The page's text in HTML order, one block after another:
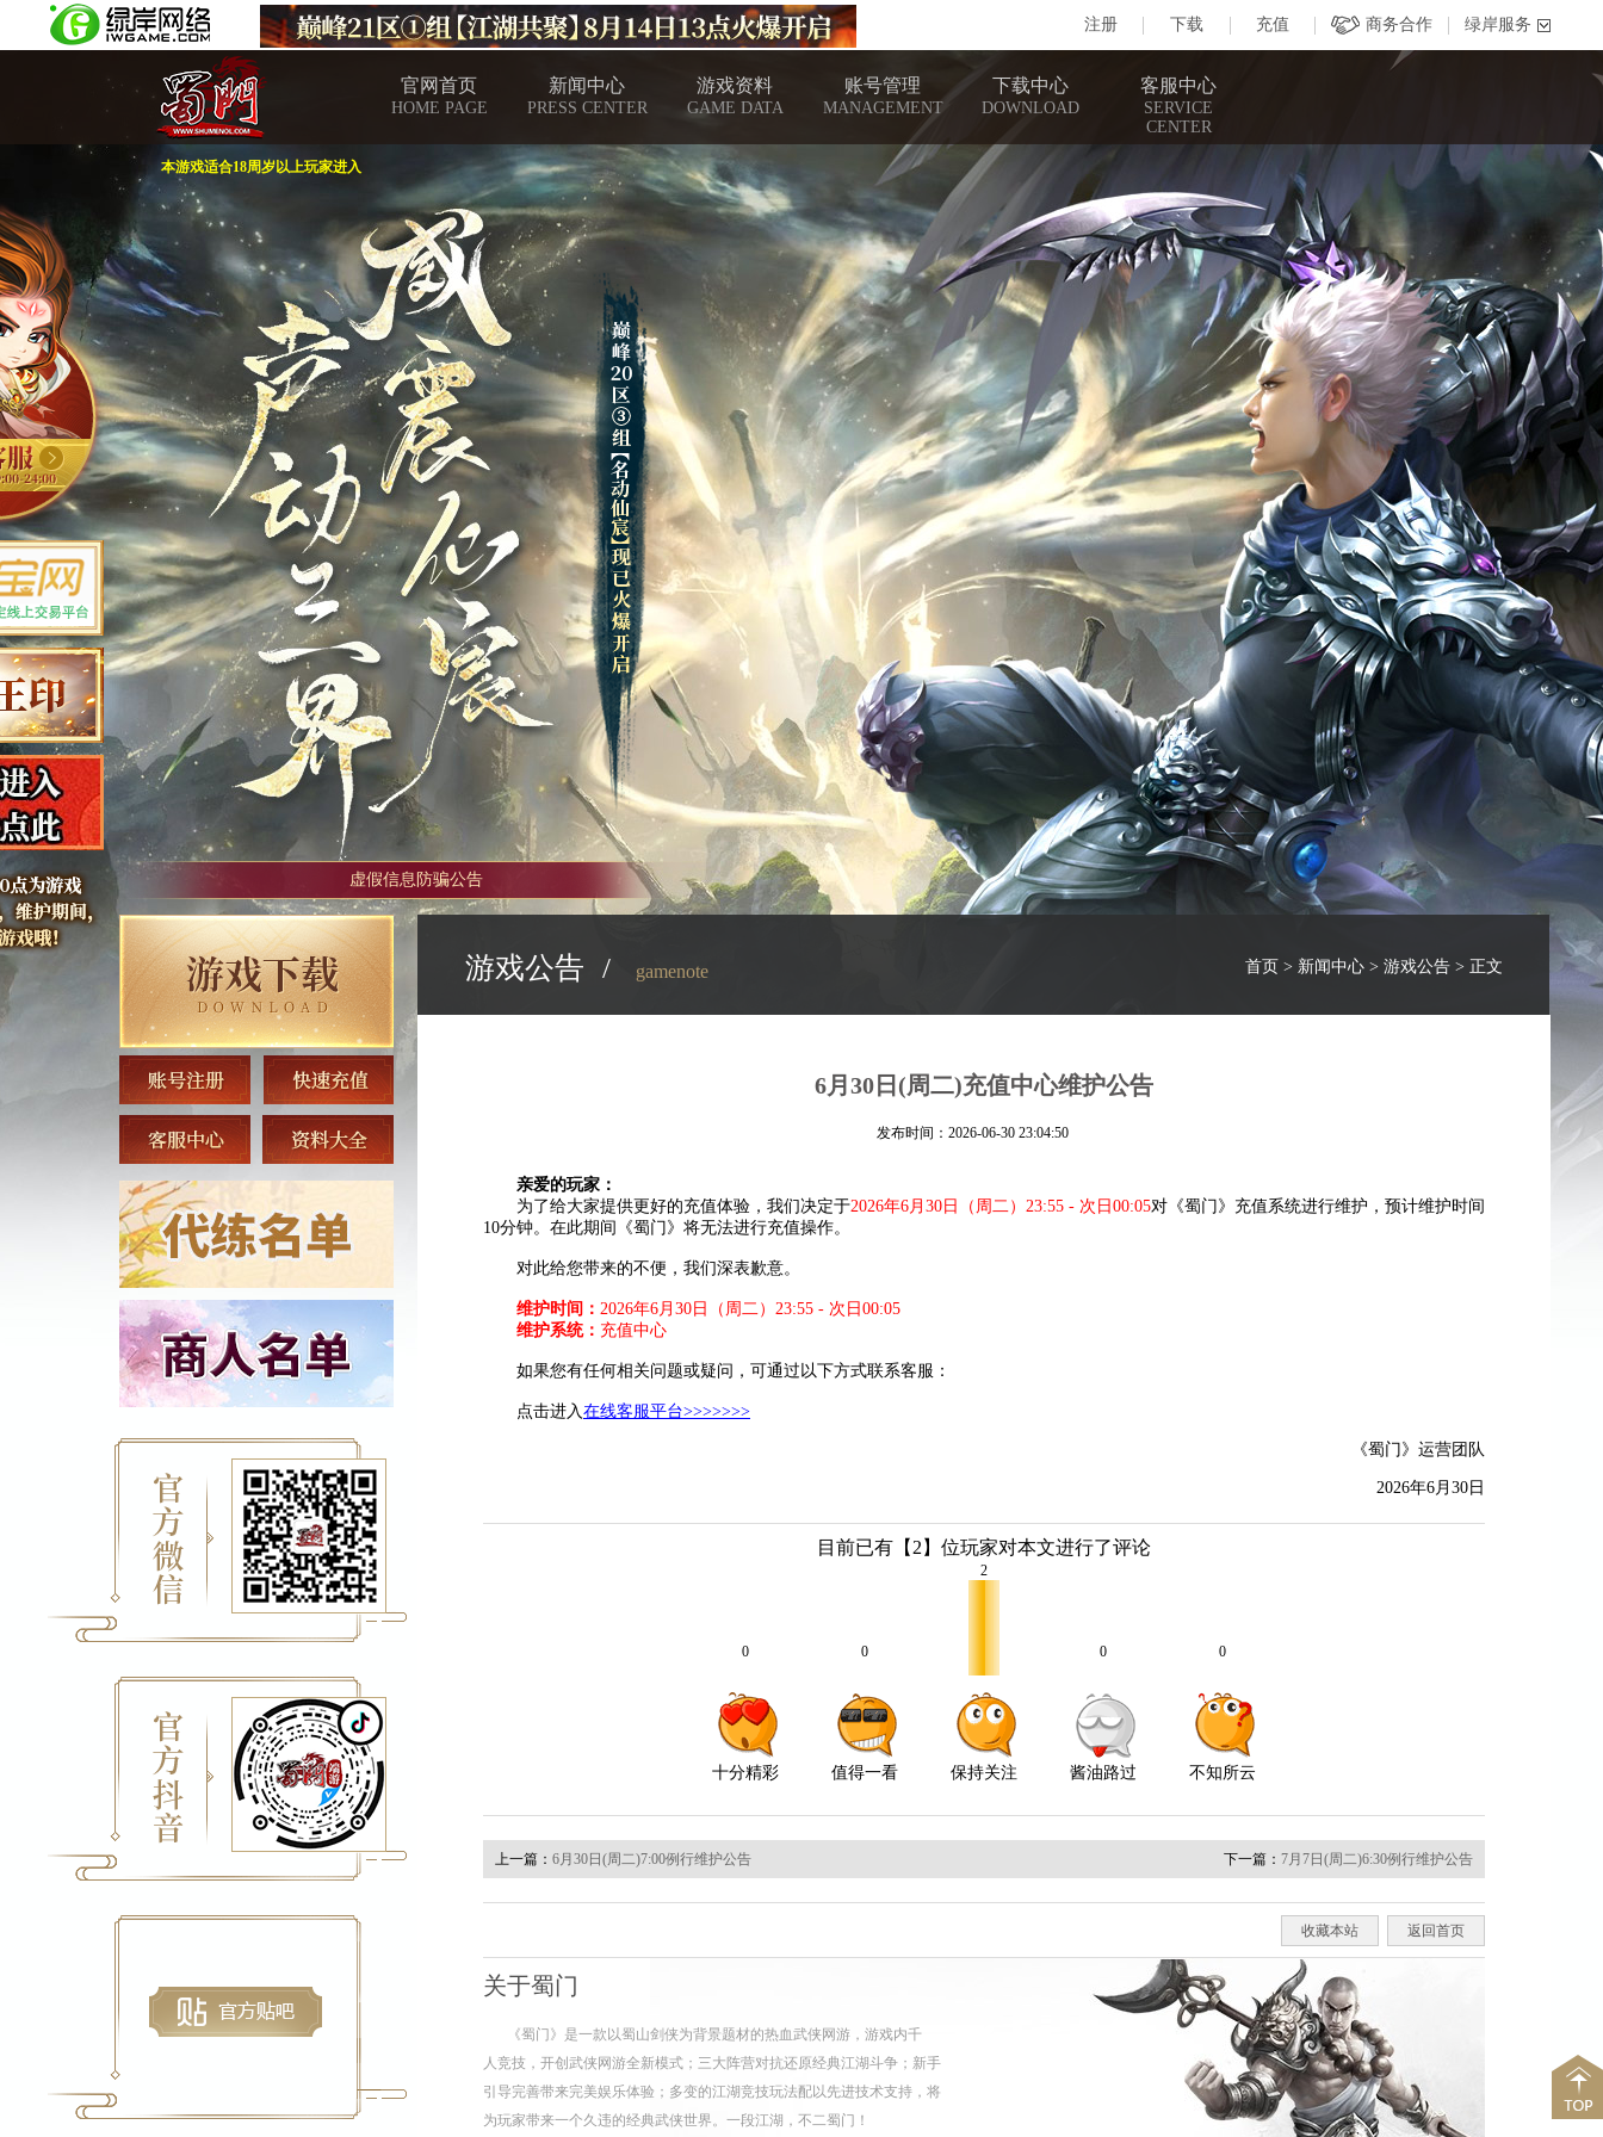
官网首页
HOME PAGE
新闻中心
PRESS CENTER
游戏资料
GAME DATA
账号管理
MANAGEMENT
下载中心
DOWNLOAD
客服中心
SERVICE
CENTER
本游戏适合18周岁以上玩家进入
虚假信息防骗公告
游戏公告 / gamenote 首页 > 新闻中心 > 游戏公告 > 正文
6月30日(周二)充值中心维护公告
发布时间：2026-06-30 23:04:50
亲爱的玩家：
为了给大家提供更好的充值体验，我们决定于2026年6月30日（周二）23:55 - 次日00:05对《蜀门》充值系统进行维护，预计维护时间
10分钟。在此期间《蜀门》将无法进行充值操作。
对此给您带来的不便，我们深表歉意。
维护时间： 2026年6月30日（周二） 23:55 - 次日00:05
维护系统： 充值中心
如果您有任何相关问题或疑问，可通过以下方式联系客服：
点击进入在线客服平台>>>>>>>
《蜀门》运营团队
2026年6月30日
上一篇： 6月30日(周二)7:00例行维护公告 下一篇： 7月7日(周二)6:30例行维护公告
返回首页
收藏本站
关于蜀门
《蜀门》是一款以蜀山剑侠为背景题材的热血武侠网游，游戏内千
人竞技，开创武侠网游全新模式；三大阵营对抗还原经典江湖斗争；新手
引导完善带来完美娱乐体验；多变的江湖竞技玩法配以先进技术支持，将
为玩家带来一个久违的经典武侠世界。一段江湖，不二蜀门！